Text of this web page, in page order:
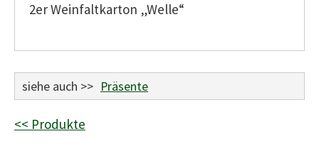
2er Weinfaltkarton „Welle“
siehe auch >> Präsente
<< Produkte